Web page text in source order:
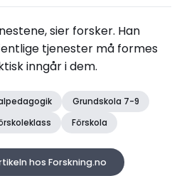
sier forsker. Han
tjenester må formes
inngår i dem.
Grundskola 7-9
Förskola
hos Forskning.no